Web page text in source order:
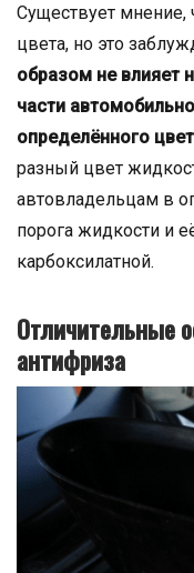
Существует мнение,
цвета, но это
образом не влияет
части
определённого
разный цвет
автовладельцам в
порога жидкости и
карбоксилатной.
Отличительные
антифриза